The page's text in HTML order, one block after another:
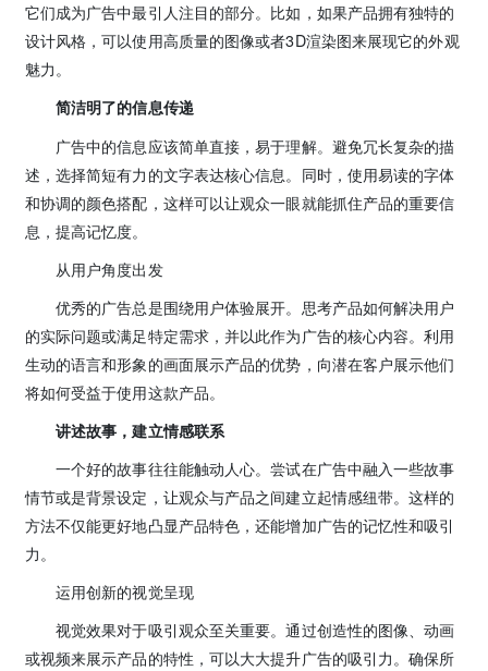
它们成为广告中最引人注目的部分。比如，如果产品拥有独特的
设计风格，可以使用高质量的图像或者3D渲染图来展现它的外观
魅力。
简洁明了的信息传递
广告中的信息应该简单直接，易于理解。避免冗长复杂的描
述，选择简短有力的文字表达核心信息。同时，使用易读的字体
和协调的颜色搭配，这样可以让观众一眼就能抓住产品的重要信
息，提高记忆度。
从用户角度出发
优秀的广告总是围绕用户体验展开。思考产品如何解决用户
的实际问题或满足特定需求，并以此作为广告的核心内容。利用
生动的语言和形象的画面展示产品的优势，向潜在客户展示他们
将如何受益于使用这款产品。
讲述故事，建立情感联系
一个好的故事往往能触动人心。尝试在广告中融入一些故事
情节或是背景设定，让观众与产品之间建立起情感纽带。这样的
方法不仅能更好地凸显产品特色，还能增加广告的记忆性和吸引
力。
运用创新的视觉呈现
视觉效果对于吸引观众至关重要。通过创造性的图像、动画
或视频来展示产品的特性，可以大大提升广告的吸引力。确保所